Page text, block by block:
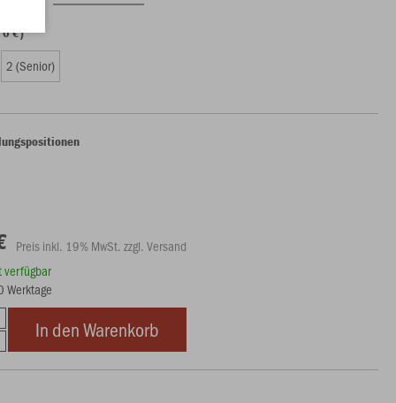
€)
2 (Senior)
Preis inkl. 19% MwSt. zzgl. Versand
verfügbar
Werktage
In den Warenkorb